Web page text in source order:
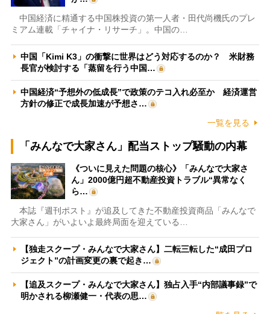
中国経済に精通する中国株投資の第一人者・田代尚機氏のプレ
ミアム連載「チャイナ・リサーチ」。中国の…
中国「Kimi K3」の衝撃に世界はどう対応するのか？ 米財務
長官が検討する「蒸留を行う中国…
中国経済“予想外の低成長”で政策のテコ入れ必至か 経済運営
方針の修正で成長加速が予想さ…
一覧を見る
「みんなで大家さん」配当ストップ騒動の内幕
《ついに見えた問題の核心》「みんなで大家さ
ん」2000億円超不動産投資トラブル“異常なく
ら…
本誌『週刊ポスト』が追及してきた不動産投資商品「みんなで
大家さん」がいよいよ最終局面を迎えている…
【独走スクープ・みんなで大家さん】二転三転した“成田プロ
ジェクト”の計画変更の裏で起き…
【追及スクープ・みんなで大家さん】独占入手“内部議事録”で
明かされる柳瀬健一・代表の思…